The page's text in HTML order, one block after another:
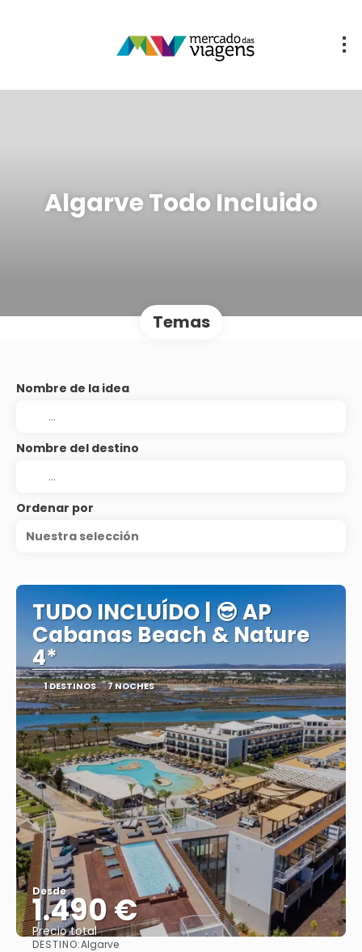
Algarve Todo Incluido
Temas
Nombre de la idea
Nombre del destino
Ordenar por
Nuestra selección
TUDO INCLUÍDO | 😎 AP
Cabanas Beach & Nature
4*
1 DESTINOS 7 NOCHES
Desde
1.490 €
Precio total
DESTINO:Algarve